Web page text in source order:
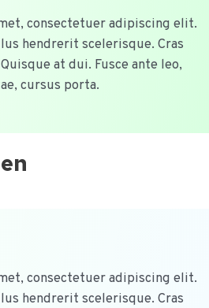
consectetuer adipiscing elit.
hendrerit scelerisque. Cras
at dui. Fusce ante leo,
cursus porta.
consectetuer adipiscing elit.
hendrerit scelerisque. Cras